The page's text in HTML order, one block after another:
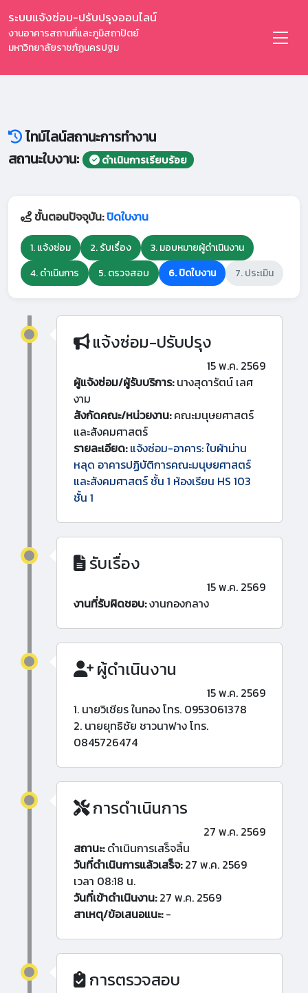
ระบบแจ้งซ่อม-ปรับปรุงออนไลน์
งานอาคารสถานที่และภูมิสถาปัตย์
มหาวิทยาลัยราชภัฏนครปฐม
ไทม์ไลน์สถานะการทำงาน
สถานะใบงาน:
ดำเนินการเรียบร้อย
ขั้นตอนปัจจุบัน:ปิดใบงาน
1. แจ้งซ่อม 2. รับเรื่อง
3. มอบหมายผู้ดำเนินงาน
4. ดำเนินการ
5. ตรวจสอบ 6. ปิดใบงาน 7. ประเมิน
แจ้งซ่อม-ปรับปรุง
15 พ.ค. 2569
ผู้แจ้งซ่อม/ผู้รับบริการ:นางสุดารัตน์ เลศ
งาม
สังกัดคณะ/หน่วยงาน:คณะมนุษยศาสตร์
และสังคมศาสตร์
รายละเอียด: แจ้งซ่อม-อาคาร: ใบผ้าม่าน
หลุด อาคารปฏิบัติการคณะมนุษยศาสตร์
และสังคมศาสตร์ ชั้น 1 ห้องเรียน HS 103
ชั้น 1
รับเรื่อง
15 พ.ค. 2569
งานที่รับผิดชอบ:งานกองกลาง
ผู้ดำเนินงาน
15 พ.ค. 2569
1. นายวิเชียร ในทอง โทร. 0953061378
2. นายยุทธิชัย ชาวนาฟาง โทร.
0845726474
การดำเนินการ
27 พ.ค. 2569
สถานะ:ดำเนินการเสร็จสิ้น
วันที่ดำเนินการแล้วเสร็จ:27 พ.ค. 2569
เวลา 08:18 น.
วันที่เข้าดำเนินงาน:27 พ.ค. 2569
สาเหตุ/ข้อเสนอแนะ:-
การตรวจสอบ